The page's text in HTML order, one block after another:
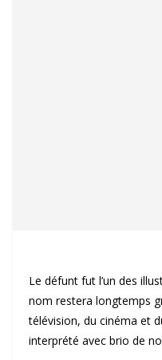
Le défunt fut l’un des
nom restera longtemps
télévision, du cinéma et
interprété avec brio de